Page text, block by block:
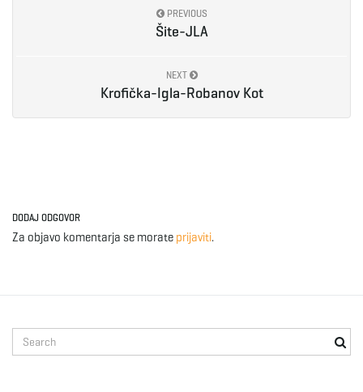
PREVIOUS
Šite-JLA
NEXT
Krofička-Igla-Robanov Kot
DODAJ ODGOVOR
Za objavo komentarja se morate prijaviti.
e